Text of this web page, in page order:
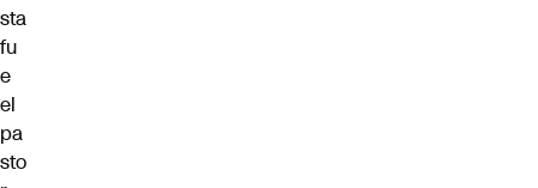
sta
fu
e
el
pa
sto